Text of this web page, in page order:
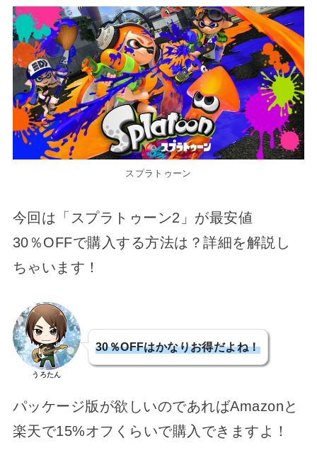
スプラトゥーン
今回は「スプラトゥーン2」が最安値
30％OFFで購入する方法は？詳細を解説し
ちゃいます！
うろたん
30％OFFはかなりお得だよね！
パッケージ版が欲しいのであればAmazonと
楽天で15%オフくらいで購入できますよ！